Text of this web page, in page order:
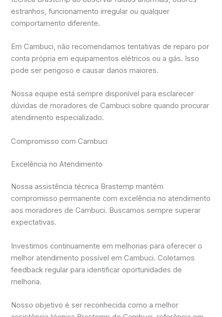
estranhos, funcionamento irregular ou qualquer
comportamento diferente.
Em Cambuci, não recomendamos tentativas de reparo por
conta própria em equipamentos elétricos ou a gás. Isso
pode ser perigoso e causar danos maiores.
Nossa equipe está sempre disponível para esclarecer
dúvidas de moradores de Cambuci sobre quando procurar
atendimento especializado.
Compromisso com Cambuci
Excelência no Atendimento
Nossa assistência técnica Brastemp mantém
compromisso permanente com excelência no atendimento
aos moradores de Cambuci. Buscamos sempre superar
expectativas.
Investimos continuamente em melhorias para oferecer o
melhor atendimento possível em Cambuci. Coletamos
feedback regular para identificar oportunidades de
melhoria.
Nosso objetivo é ser reconhecida como a melhor